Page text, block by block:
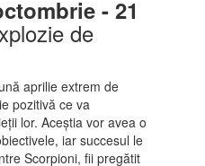
- 21
de
aprilie extrem de
pozitivă ce va
lor. Aceștia vor avea o
iar succesul le
Scorpioni, fii pregătit